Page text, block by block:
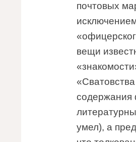
почтовых
вещи
содержания
умел), а